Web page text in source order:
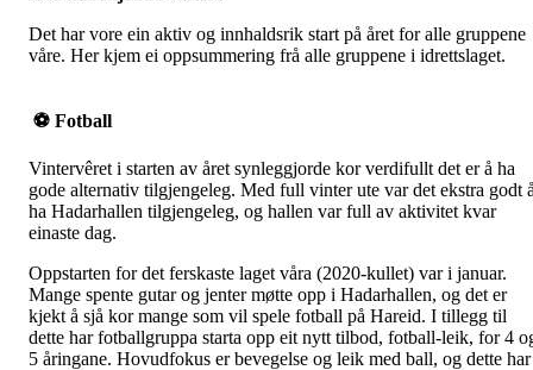
Det har vore ein aktiv og innhaldsrik start på året for alle gruppene
våre. Her kjem ei oppsummering frå alle gruppene i idrettslaget.
⚽ Fotball
Vintervêret i starten av året synleggjorde kor verdifullt det er å ha
gode alternativ tilgjengeleg. Med full vinter ute var det ekstra godt
ha Hadarhallen tilgjengeleg, og hallen var full av aktivitet kvar
einaste dag.
Oppstarten for det ferskaste laget våra (2020-kullet) var i januar.
Mange spente gutar og jenter møtte opp i Hadarhallen, og det er
kjekt å sjå kor mange som vil spele fotball på Hareid. I tillegg til
dette har fotballgruppa starta opp eit nytt tilbod, fotball-leik, for 4
5 åringane. Hovudfokus er bevegelse og leik med ball, og dette har